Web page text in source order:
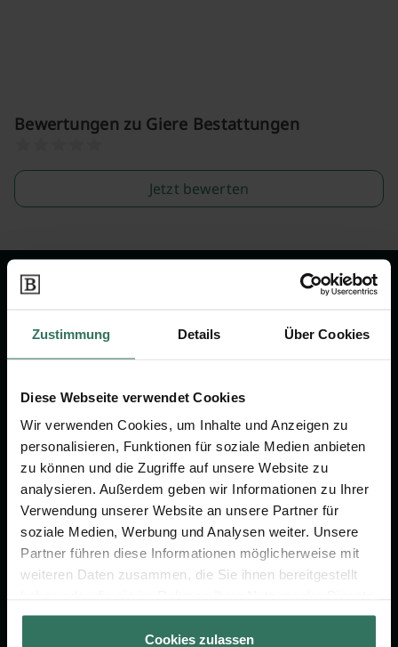
Zustimmung Details Über Cookies
Diese Webseite verwendet Cookies
Wir verwenden Cookies, um Inhalte und Anzeigen zu
personalisieren, Funktionen für soziale Medien anbieten
zu können und die Zugriffe auf unsere Website zu
analysieren. Außerdem geben wir Informationen zu Ihrer
Verwendung unserer Website an unsere Partner für
soziale Medien, Werbung und Analysen weiter. Unsere
Partner führen diese Informationen möglicherweise mit
weiteren Daten zusammen, die Sie ihnen bereitgestellt
gesammelt haben.
Cookies zulassen
Bewertungen zu Giere Bestattungen
Jetzt bewerten
Wir sind Ihr Ansprechpartner rund
um das Thema Bestattung &
Vorsorge.
Jetzt beraten lassen
FÜR SIE
Vergleich
Ratgeber
Verzeichnis
FÜR BESTATTER
Online-Portal
Kostenlos registrieren